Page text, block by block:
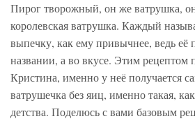
Пирог творожный, он же ватрушка,
королевская ватрушка. Каждый
выпечку, как ему привычнее, ведь её
названии, а во вкусе. Этим рецептом
Кристина, именно у неё получается
ватрушечка без яиц, именно такая,
детства. Поделюсь с вами базовым